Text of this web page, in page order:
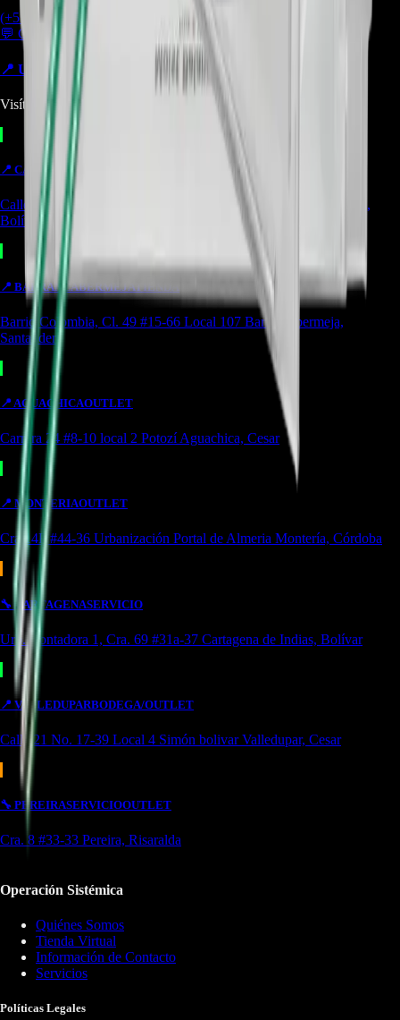
(+57) 301 5739461
💬 Chatear por WhatsApp
📍 UBICACIONES Y SUCURSALES
Visítanos en cualquiera de nuestras tiendas
📍 CARTAGENA
Calle. 31 #57-106. CC Ejecutivos Local 130 Cartagena de Indias,
Bolívar
📍 BARRANCABERMEJA TIENDA
Barrio Colombia, Cl. 49 #15-66 Local 107 Barrancabermeja,
Santander
📍 AGUACHICAOUTLET
Carrera 24 #8-10 local 2 Potozí Aguachica, Cesar
📍 MONTERIAOUTLET
Cra 14F #44-36 Urbanización Portal de Almeria Montería, Córdoba
🔧 CARTAGENASERVICIO
Urb. Contadora 1, Cra. 69 #31a-37 Cartagena de Indias, Bolívar
📍 VALLEDUPARBODEGA/OUTLET
Calle 21 No. 17-39 Local 4 Simón bolivar Valledupar, Cesar
🔧 PEREIRASERVICIOOUTLET
Cra. 8 #33-33 Pereira, Risaralda
Operación Sistémica
Quiénes Somos
Tienda Virtual
Información de Contacto
Servicios
Políticas Legales